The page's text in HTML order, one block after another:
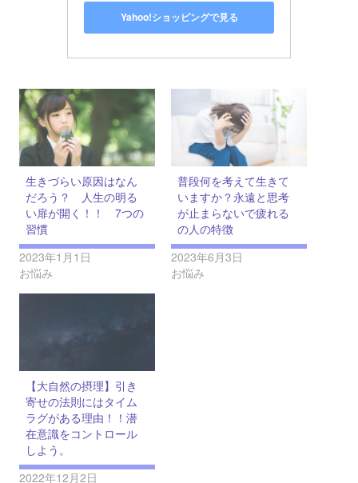
Yahoo!ショッピングで見る
生きづらい原因はなん
だろう？ 人生の明る
い扉が開く！！ 7つの
習慣
2023年1月1日
お悩み
普段何を考えて生きて
いますか？永遠と思考
が止まらないで疲れる
の人の特徴
2023年6月3日
お悩み
【大自然の摂理】引き
寄せの法則にはタイム
ラグがある理由！！潜
在意識をコントロール
しよう。
2022年12月2日